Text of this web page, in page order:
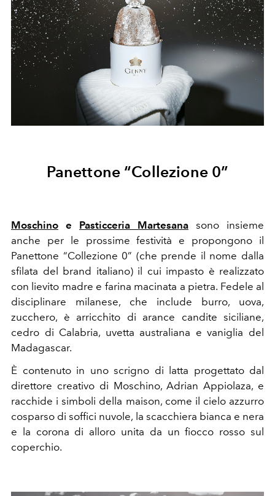
Panettone “Collezione 0”
Moschino e Pasticceria Martesana sono insieme
anche per le prossime festività e propongono il
Panettone “Collezione 0” (che prende il nome dalla
sfilata del brand italiano) il cui impasto è realizzato
con lievito madre e farina macinata a pietra. Fedele al
disciplinare milanese, che include burro, uova,
zucchero, è arricchito di arance candite siciliane,
cedro di Calabria, uvetta australiana e vaniglia del
Madagascar.
È contenuto in uno scrigno di latta progettato dal
direttore creativo di Moschino, Adrian Appiolaza, e
racchide i simboli della maison, come il cielo azzurro
cosparso di soffici nuvole, la scacchiera bianca e nera
e la corona di alloro unita da un fiocco rosso sul
coperchio.